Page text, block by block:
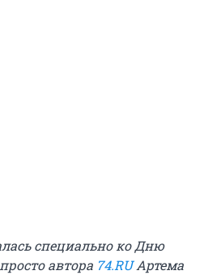
специально ко Дню
автора 74.RUАртема